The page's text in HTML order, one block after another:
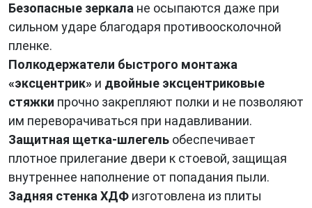
Безопасные зеркала не осыпаются даже при
сильном ударе благодаря противоосколочной
пленке.
Полкодержатели быстрого монтажа
«эксцентрик» и двойные эксцентриковые
стяжки прочно закрепляют полки и не позволяют
им переворачиваться при надавливании.
Защитная щетка-шлегель обеспечивает
плотное прилегание двери к стоевой, защищая
внутреннее наполнение от попадания пыли.
Задняя стенка ХДФ изготовлена из плиты